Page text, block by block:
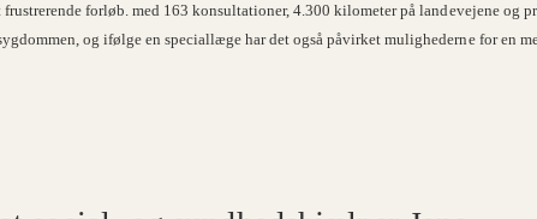
forløb. med 163 konsultationer, 4.300 kilometer på landevejene og
og ifølge en speciallæge har det også påvirket mulighederne for en